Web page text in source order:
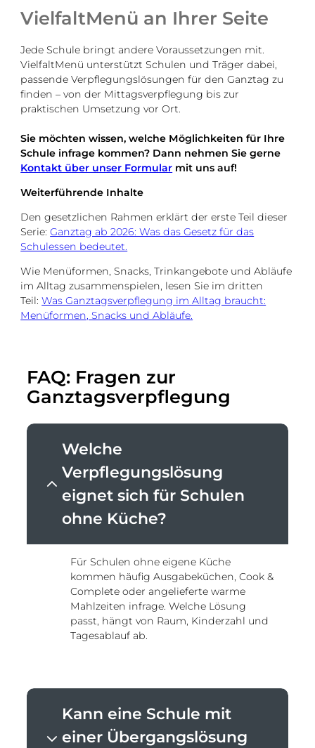
VielfaltMenü an Ihrer Seite
Jede Schule bringt andere Voraussetzungen mit.
VielfaltMenü unterstützt Schulen und Träger dabei,
passende Verpflegungslösungen für den Ganztag zu
finden – von der Mittagsverpflegung bis zur
praktischen Umsetzung vor Ort.
Sie möchten wissen, welche Möglichkeiten für Ihre
Schule infrage kommen? Dann nehmen Sie gerne
Kontakt über unser Formular mit uns auf!
Weiterführende Inhalte
Den gesetzlichen Rahmen erklärt der erste Teil dieser
Serie:Ganztag ab 2026: Was das Gesetz für das
Schulessen bedeutet.
Wie Menüformen, Snacks, Trinkangebote und Abläufe
im Alltag zusammenspielen, lesen Sie im dritten
Teil:Was Ganztagsverpflegung im Alltag braucht:
Menüformen, Snacks und Abläufe.
FAQ: Fragen zur
Ganztagsverpflegung
Welche
Verpflegungslösung
eignet sich für Schulen
ohne Küche?
Für Schulen ohne eigene Küche
kommen häufig Ausgabeküchen, Cook &
Complete oder angelieferte warme
Mahlzeiten infrage. Welche Lösung
passt, hängt von Raum, Kinderzahl und
Tagesablauf ab.
Kann eine Schule mit
einer Übergangslösung